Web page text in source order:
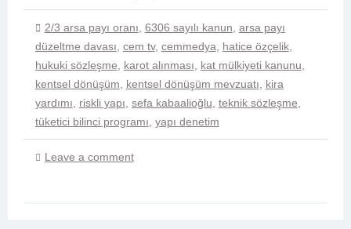
2/3 arsa payı oranı, 6306 sayılı kanun, arsa payı
düzeltme davası, cem tv, cemmedya, hatice özçelik,
hukuki sözleşme, karot alınması, kat mülkiyeti kanunu,
kentsel dönüşüm, kentsel dönüşüm mevzuatı, kira
yardımı, riskli yapı, sefa kabaalioğlu, teknik sözleşme,
tüketici bilinci programı, yapı denetim
Leave a comment